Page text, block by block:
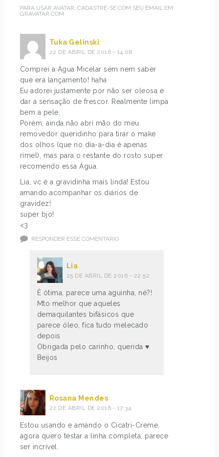
PARA USAR AVATAR, CADASTRE-SE COM SEU EMAIL EM
GRAVATAR.COM
Tuka Gelinski
22 DE ABRIL DE 2016 - 14:08
Comprei a Água Micelar sem nem saber
que era lançamento! haha
Eu adorei justamente por não ser oleosa e
dar a sensação de frescor. Realmente limpa
bem a pele.
Porém, ainda não abri mão do meu
removedor queridinho para tirar o make
dos olhos (que no dia-a-dia é apenas
rímel), mas para o restante do rosto super
recomendo essa Água.
Lia, vc é a gravidinha mais linda! Estou
amando acompanhar os diários de
gravidez!
super bjo!
<3
RESPONDER ESSE COMENTÁRIO
Lia
25 DE ABRIL DE 2016 - 22:52
É ótima, parece uma aguinha, né?!
Mto melhor que aqueles
demaquilantes bifásicos que
parece óleo, fica tudo melecado
depois
Obrigada pelo carinho, querida ♥
Beijos
Rosana Mendes
22 DE ABRIL DE 2016 - 17:34
Estou usando e amando o Cicatri-Creme,
agora quero testar a linha completa, parece
ser incrível.